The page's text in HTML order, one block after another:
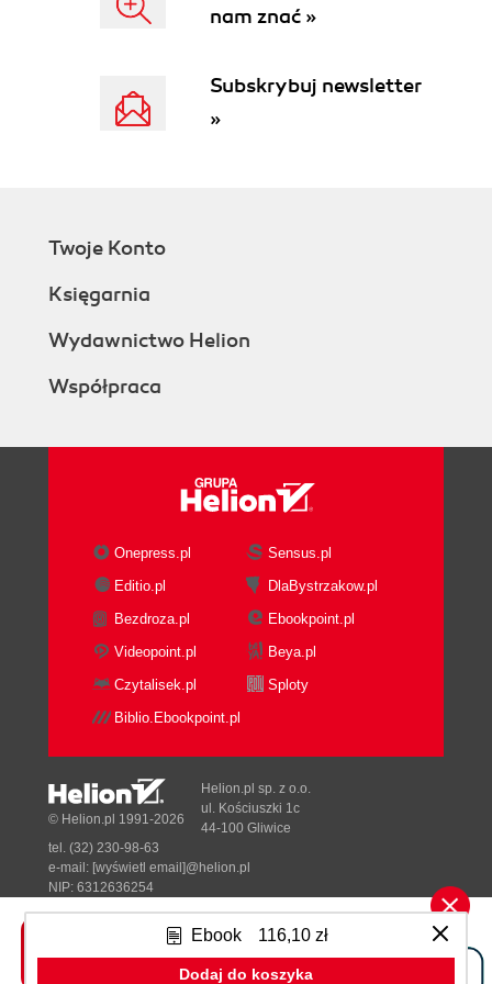
Ebook 116,10 zł
Dodaj do koszyka
nam znać »
Subskrybuj newsletter
»
Twoje Konto
Księgarnia
Wydawnictwo Helion
Współpraca
Onepress.pl
Sensus.pl
Editio.pl
DlaBystrzakow.pl
Bezdroza.pl
Ebookpoint.pl
Videopoint.pl
Beya.pl
Czytalisek.pl
Sploty
Biblio.Ebookpoint.pl
Tonik.pl
© Helion.pl 1991-2026
Helion.pl sp. z o.o.
ul. Kościuszki 1c
44-100 Gliwice
tel. (32) 230-98-63
e-mail: [wyświetl email]@helion.pl
NIP: 6312636254